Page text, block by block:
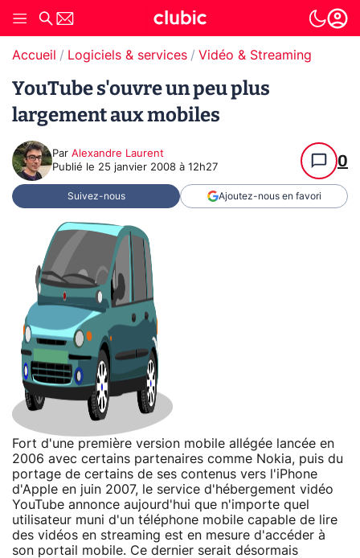
Accueil Logiciels & services Vidéo & Streaming
YouTube s'ouvre un peu plus
largement aux mobiles
Par Alexandre Laurent
Publié le 25 janvier 2008 à 12h27 0
Suivez-nous Ajoutez-nous en favori
Fort d'une première version mobile allégée lancée en
2006 avec certains partenaires comme Nokia, puis du
portage de certains de ses contenus vers l'iPhone
d'Apple en juin 2007, le service d'hébergement vidéo
YouTube annonce aujourd'hui que n'importe quel
utilisateur muni d'un téléphone mobile capable de lire
des vidéos en streaming est en mesure d'accéder à
son portail mobile. Ce dernier serait désormais